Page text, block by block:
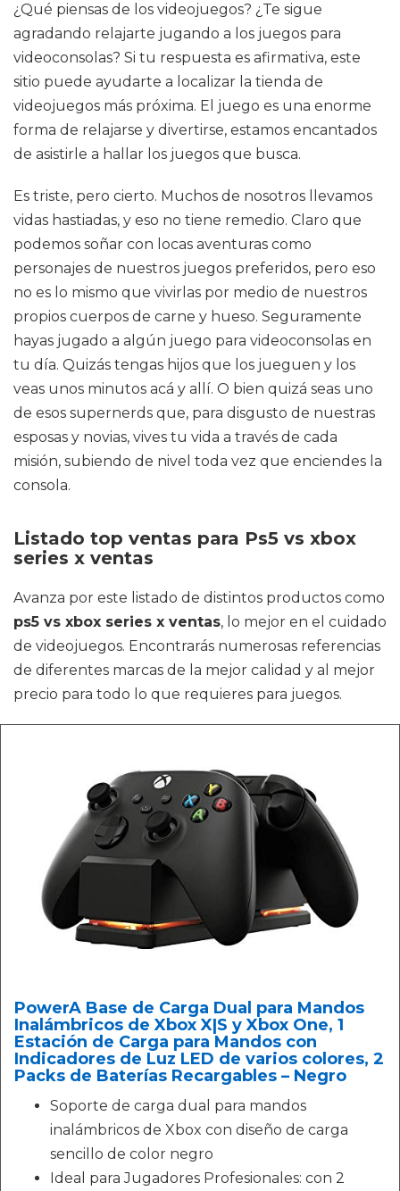
¿Qué piensas de los videojuegos? ¿Te sigue
agradando relajarte jugando a los juegos para
videoconsolas? Si tu respuesta es afirmativa, este
sitio puede ayudarte a localizar la tienda de
videojuegos más próxima. El juego es una enorme
forma de relajarse y divertirse, estamos encantados
de asistirle a hallar los juegos que busca.
Es triste, pero cierto. Muchos de nosotros llevamos
vidas hastiadas, y eso no tiene remedio. Claro que
podemos soñar con locas aventuras como
personajes de nuestros juegos preferidos, pero eso
no es lo mismo que vivirlas por medio de nuestros
propios cuerpos de carne y hueso. Seguramente
hayas jugado a algún juego para videoconsolas en
tu día. Quizás tengas hijos que los jueguen y los
veas unos minutos acá y allí. O bien quizá seas uno
de esos supernerds que, para disgusto de nuestras
esposas y novias, vives tu vida a través de cada
misión, subiendo de nivel toda vez que enciendes la
consola.
Listado top ventas para Ps5 vs xbox
series x ventas
Avanza por este listado de distintos productos como
ps5 vs xbox series x ventas, lo mejor en el cuidado
de videojuegos. Encontrarás numerosas referencias
de diferentes marcas de la mejor calidad y al mejor
precio para todo lo que requieres para juegos.
PowerA Base de Carga Dual para Mandos
Inalámbricos de Xbox X|S y Xbox One, 1
Estación de Carga para Mandos con
Indicadores de Luz LED de varios colores, 2
Packs de Baterías Recargables – Negro
Soporte de carga dual para mandos
inalámbricos de Xbox con diseño de carga
sencillo de color negro
Ideal para Jugadores Profesionales: con 2